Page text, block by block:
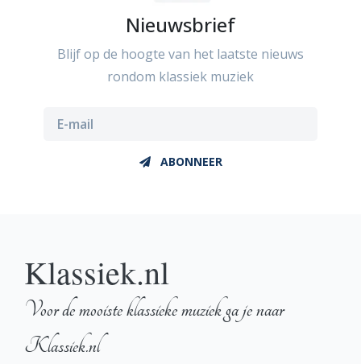
Nieuwsbrief
Blijf op de hoogte van het laatste nieuws
rondom klassiek muziek
ABONNEER
Klassiek.nl
Voor de mooiste klassieke muziek ga je naar
Klassiek.nl